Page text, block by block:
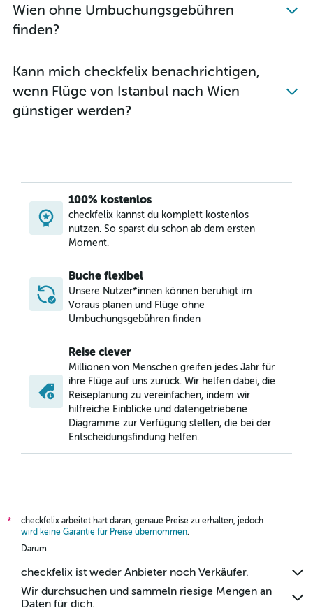
Wien ohne Umbuchungsgebühren
finden?
Kann mich checkfelix benachrichtigen,
wenn Flüge von Istanbul nach Wien
günstiger werden?
100% kostenlos
checkfelix kannst du komplett kostenlos
nutzen. So sparst du schon ab dem ersten
Moment.
Buche flexibel
Unsere Nutzer*innen können beruhigt im
Voraus planen und Flüge ohne
Umbuchungsgebühren finden
Reise clever
Millionen von Menschen greifen jedes Jahr für
ihre Flüge auf uns zurück. Wir helfen dabei, die
Reiseplanung zu vereinfachen, indem wir
hilfreiche Einblicke und datengetriebene
Diagramme zur Verfügung stellen, die bei der
Entscheidungsfindung helfen.
*
checkfelix arbeitet hart daran, genaue Preise zu erhalten, jedoch
wird keine Garantie für Preise übernommen.
Darum:
checkfelix ist weder Anbieter noch Verkäufer.
Wir durchsuchen und sammeln riesige Mengen an
Daten für dich.